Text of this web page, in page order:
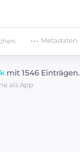
Metadaten
mit 1546 Einträgen.
als App